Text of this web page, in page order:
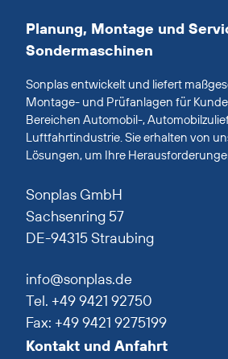
Planung, Montage und
Sondermaschinen
Sonplas entwickelt und liefert
Montage- und Prüfanlagen für
Bereichen Automobil-,
Luftfahrtindustrie. Sie erhalten von
Lösungen, um Ihre
Sonplas GmbH
Sachsenring 57
DE-94315 Straubing
info@sonplas.de
Tel. +49 9421 92750
Fax: +49 9421 9275199
Kontakt und Anfahrt